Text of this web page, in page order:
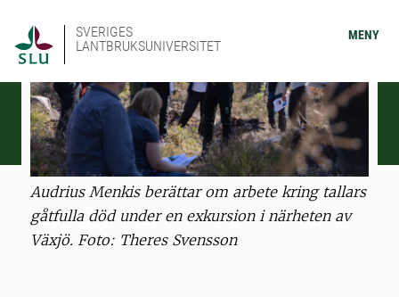
SVERIGES
LANTBRUKSUNIVERSITET
MENY
Audrius Menkis berättar om arbete kring tallars
gåtfulla död under en exkursion i närheten av
Växjö. Foto: Theres Svensson